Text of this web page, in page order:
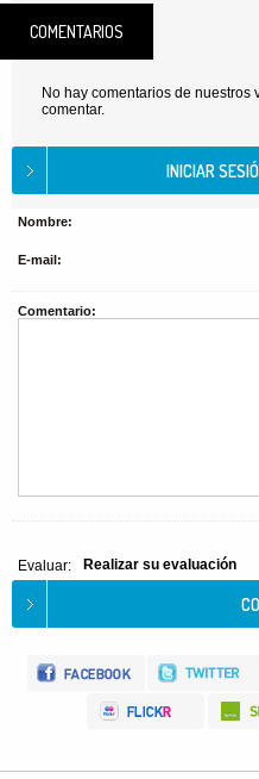
COMENTARIOS
No hay comentarios de nuestros
comentar.
Nombre:
E-mail:
Comentario:
Evaluar: Realizar su evaluación